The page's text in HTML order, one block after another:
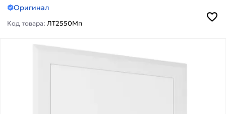
Оригинал
Код товара:ЛТ2550Мп